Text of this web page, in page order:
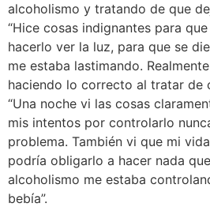
alcoholismo y tratando de que
“Hice cosas indignantes para
hacerlo ver la luz, para que se
me estaba lastimando.
haciendo lo correcto al tratar de
“Una noche vi las cosas
mis intentos por controlarlo
problema. También vi que mi
podría obligarlo a hacer nada
alcoholismo me estaba
bebía”.